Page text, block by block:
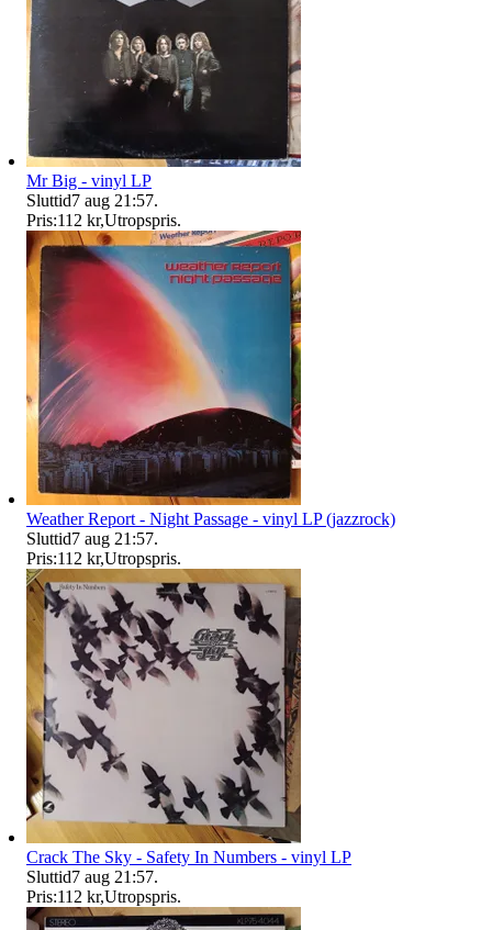
Mr Big - vinyl LP
Sluttid7 aug 21:57.
Pris:112 kr,Utropspris.
Weather Report - Night Passage - vinyl LP (jazzrock)
Sluttid7 aug 21:57.
Pris:112 kr,Utropspris.
Crack The Sky - Safety In Numbers - vinyl LP
Sluttid7 aug 21:57.
Pris:112 kr,Utropspris.